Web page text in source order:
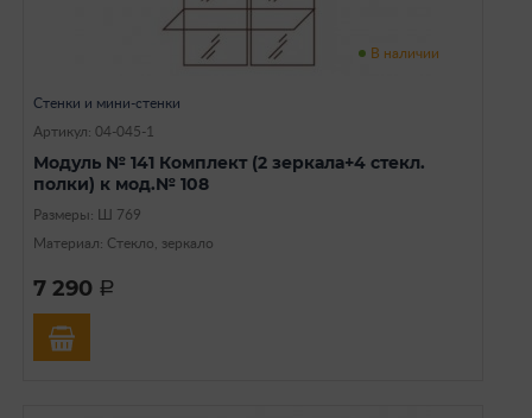
В наличии
Стенки и мини-стенки
Артикул: 04-045-1
Модуль № 141 Комплект (2 зеркала+4 стекл.
полки) к мод.№ 108
Размеры: Ш 769
Материал: Стекло, зеркало
7 290 a